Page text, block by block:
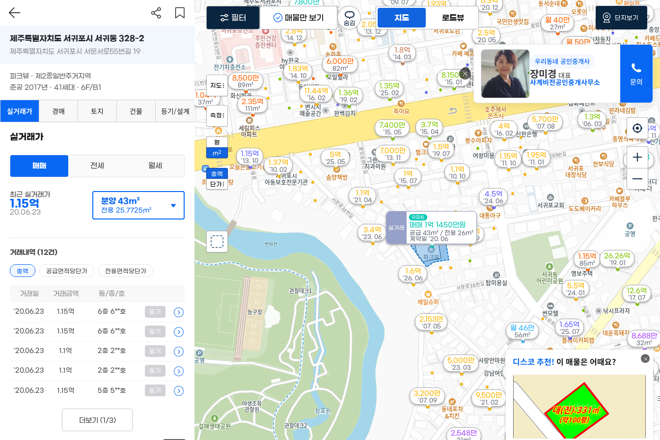
1.6억
'26. 06
8,500만
89m²
월 46만
56m²
6,000만
82m²
월 40만
27m²
월 50만
2.17억
90m²
1.65억
'25. 07
1.93억
5억
'25. 05
1.35억
'25. 02
1.65억
'24. 09
'24. 07
4.5억
'24. 06
2.42억
85m²
5.5억
'24. 01
2,548만
3.4억
'23. 06
5,000만
'23. 03
1.15억
85m²
1.1억
'21. 04
9,500만
'21. 02
'20. 12
실거래
아파트
매매 1억 1450만원
공급 43m² / 전용 26m²
계약일 '20. 06
2.5억
'20. 05
7,800만
1.5억
'19. 07
1.36억
'19. 02
26.26억
'19. 01
2.35억
111m²
1.04억
37m²
'17. 08
12.6억
'17. 07
8,688만
32m²
11.44억
'16. 02
4억
'16. 02
1억
'15. 07
7,400만
'15. 05
3.7억
'15. 04
8,150만
'15. 01
2.8억
'14. 12
1.83억
'14. 10
1.8억
'14. 03
2.05억
'13. 12
7,000만
'13. 11
1.5억
'13. 11
1.15억
'13. 10
1.15억
'11. 10
1.95억
'11. 01
1.1억
'10. 10
'10. 04
1.37억
'10. 02
1.68억
'09. 07
3,200만
'07. 09
5,700만
'07. 08
2,153만
'07. 05
1.3억
'06. 03
디스코 추천! 이 매물은 어때요?
우리동네 공인중개사
장미경 대표
사계비전공인중개사무소
지도 로드뷰
지도
측정
평
m2
총액
단가
필터 매물만 보기 단지보기
제주특별자치도 서귀포시 서귀동 328-2
제주특별자치도 서귀포시 서문서로55번길 19
파크뷰 · 제2종일반주거지역
준공 2017년 · 41세대 · 6F/B1
실거래가 경매 토지 건물 등기/설계
실거래가
매매 전세 월세
최근 실거래가
1.15억
20.06.23
분양43m²
전용 25.7725m²
거래내역 (12건)
총액 공급면적당단가 전용면적당단가
거래일 거래금액 동/층/호
'20.06.23 1.15억 6층 6**호 등기
'20.06.23 1.15억 6층 6**호 등기
'20.06.23 1.1억 2층 2**호 등기
'20.06.23 1.1억 2층 2**호 등기
'20.06.23 1.15억 5층 5**호 등기
더보기 (1/3)